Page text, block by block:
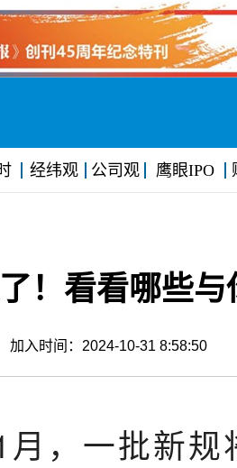
经纬观 公司观 鹰眼IPO
！看看哪些与
入时间：2024-10-31 8:58:50
月，一批新